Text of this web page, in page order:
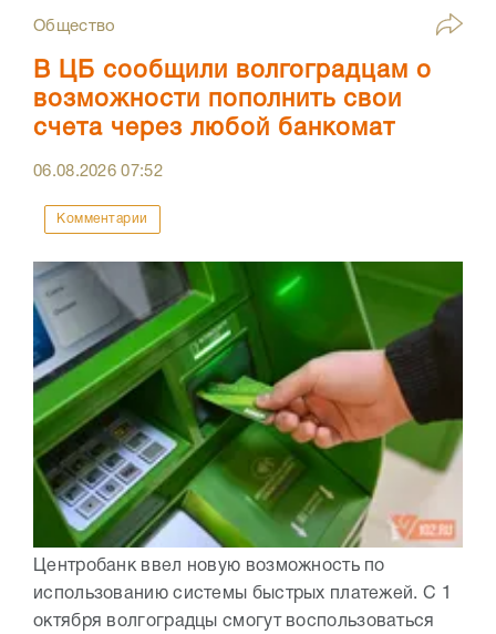
Общество
В ЦБ сообщили волгоградцам о
возможности пополнить свои
счета через любой банкомат
06.08.202607:52
Комментарии
Центробанк ввел новую возможность по
использованию системы быстрых платежей. С 1
октября волгоградцы смогут воспользоваться